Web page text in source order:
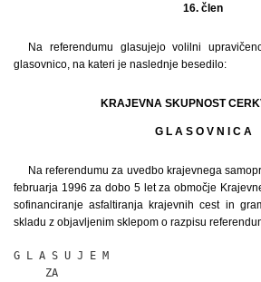
16. člen
Na referendumu glasujejo volilni
glasovnico, na kateri je naslednje besedilo:
KRAJEVNA SKUPNOST
G L A S O V N I C A
Na referendumu za uvedbo krajevnega
februarja 1996 za dobo 5 let za območje
sofinanciranje asfaltiranja krajevnih cest in
skladu z objavljenim sklepom o razpisu
G L A S U J E M
ZA